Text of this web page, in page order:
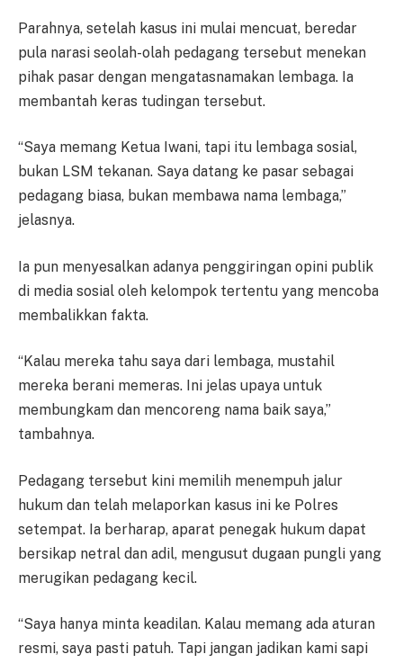
Parahnya, setelah kasus ini mulai mencuat, beredar
pula narasi seolah-olah pedagang tersebut menekan
pihak pasar dengan mengatasnamakan lembaga. Ia
membantah keras tudingan tersebut.
“Saya memang Ketua Iwani, tapi itu lembaga sosial,
bukan LSM tekanan. Saya datang ke pasar sebagai
pedagang biasa, bukan membawa nama lembaga,”
jelasnya.
Ia pun menyesalkan adanya penggiringan opini publik
di media sosial oleh kelompok tertentu yang mencoba
membalikkan fakta.
“Kalau mereka tahu saya dari lembaga, mustahil
mereka berani memeras. Ini jelas upaya untuk
membungkam dan mencoreng nama baik saya,”
tambahnya.
Pedagang tersebut kini memilih menempuh jalur
hukum dan telah melaporkan kasus ini ke Polres
setempat. Ia berharap, aparat penegak hukum dapat
bersikap netral dan adil, mengusut dugaan pungli yang
merugikan pedagang kecil.
“Saya hanya minta keadilan. Kalau memang ada aturan
resmi, saya pasti patuh. Tapi jangan jadikan kami sapi